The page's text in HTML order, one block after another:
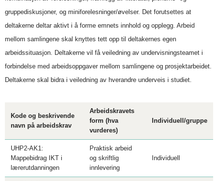
gruppediskusjoner, og miniforelesninger/øvelser. Det forutsettes at
deltakerne deltar aktivt i å forme emnets innhold og opplegg. Arbeid
mellom samlingene skal knyttes tett opp til deltakernes egen
arbeidssituasjon. Deltakerne vil få veiledning av undervisningsteamet i
forbindelse med arbeidsoppgaver mellom samlingene og prosjektarbeidet.
Deltakerne skal bidra i veiledning av hverandre underveis i studiet.
Kode og beskrivende
navn på arbeidskrav
Arbeidskravets
form (hva
vurderes)
Individuell/gruppe
UHP2-AK1:
Mappebidrag IKT i
lærerutdanningen
Praktisk arbeid
og skriftlig
innlevering
Individuell